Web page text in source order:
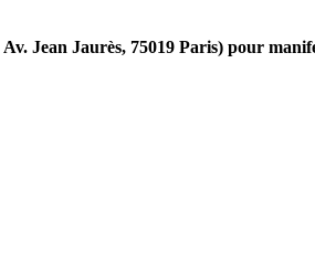
Jean Jaurès, 75019 Paris) pour